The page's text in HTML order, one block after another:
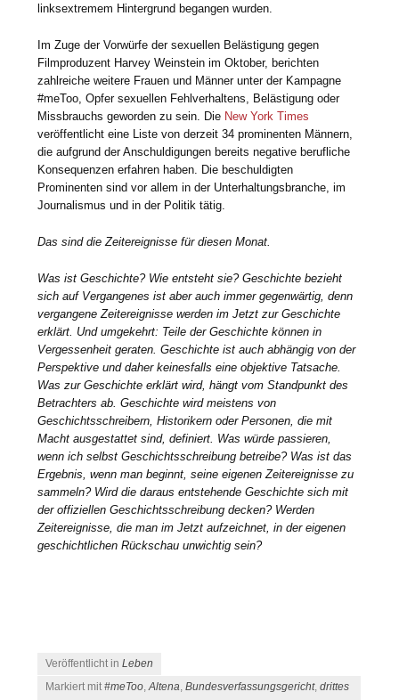
linksextremem Hintergrund begangen wurden.
Im Zuge der Vorwürfe der sexuellen Belästigung gegen
Filmproduzent Harvey Weinstein im Oktober, berichten
zahlreiche weitere Frauen und Männer unter der Kampagne
#meToo, Opfer sexuellen Fehlverhaltens, Belästigung oder
Missbrauchs geworden zu sein. Die New York Times
veröffentlicht eine Liste von derzeit 34 prominenten Männern,
die aufgrund der Anschuldigungen bereits negative berufliche
Konsequenzen erfahren haben. Die beschuldigten
Prominenten sind vor allem in der Unterhaltungsbranche, im
Journalismus und in der Politik tätig.
Das sind die Zeitereignisse für diesen Monat.
Was ist Geschichte? Wie entsteht sie? Geschichte bezieht
sich auf Vergangenes ist aber auch immer gegenwärtig, denn
vergangene Zeitereignisse werden im Jetzt zur Geschichte
erklärt. Und umgekehrt: Teile der Geschichte können in
Vergessenheit geraten. Geschichte ist auch abhängig von der
Perspektive und daher keinesfalls eine objektive Tatsache.
Was zur Geschichte erklärt wird, hängt vom Standpunkt des
Betrachters ab. Geschichte wird meistens von
Geschichtsschreibern, Historikern oder Personen, die mit
Macht ausgestattet sind, definiert. Was würde passieren,
wenn ich selbst Geschichtsschreibung betreibe? Was ist das
Ergebnis, wenn man beginnt, seine eigenen Zeitereignisse zu
sammeln? Wird die daraus entstehende Geschichte sich mit
der offiziellen Geschichtsschreibung decken? Werden
Zeitereignisse, die man im Jetzt aufzeichnet, in der eigenen
geschichtlichen Rückschau unwichtig sein?
Veröffentlicht inLeben
Markiert mit#meToo,Altena,Bundesverfassungsgericht,drittes